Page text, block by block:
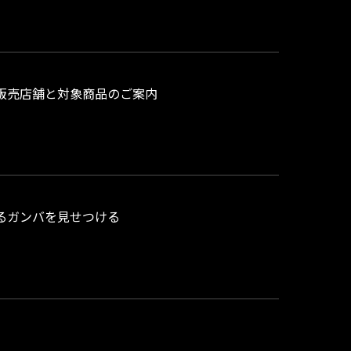
売店舗と対象商品のご案内
ガンバを見せつける